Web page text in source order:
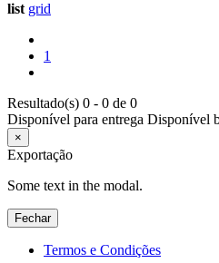
list grid
1
Resultado(s) 0 - 0 de 0
Disponível para entrega Disponível
×
Exportação
Some text in the modal.
Fechar
Termos e Condições